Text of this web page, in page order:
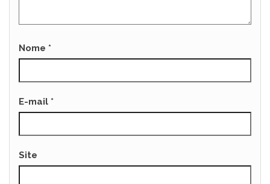
Nome *
E-mail *
Site